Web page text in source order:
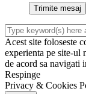
Acest site foloseste
experienta pe site-ul
de acord sa navigati
Respinge
Privacy & Cookies